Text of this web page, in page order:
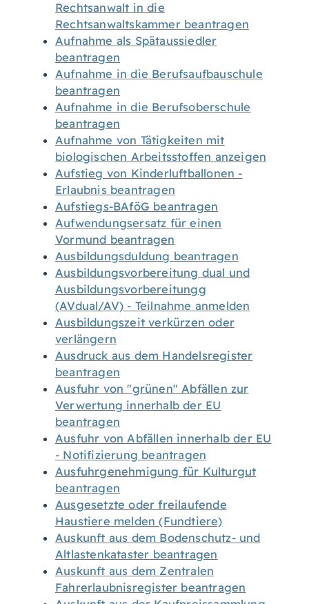
Rechtsanwalt in die
Rechtsanwaltskammer beantragen
Aufnahme als Spätaussiedler
beantragen
Aufnahme in die Berufsaufbauschule
beantragen
Aufnahme in die Berufsoberschule
beantragen
Aufnahme von Tätigkeiten mit
biologischen Arbeitsstoffen anzeigen
Aufstieg von Kinderluftballonen -
Erlaubnis beantragen
Aufstiegs-BAföG beantragen
Aufwendungsersatz für einen
Vormund beantragen
Ausbildungsduldung beantragen
Ausbildungsvorbereitung dual und
Ausbildungsvorbereitungg
(AVdual/AV) - Teilnahme anmelden
Ausbildungszeit verkürzen oder
verlängern
Ausdruck aus dem Handelsregister
beantragen
Ausfuhr von "grünen" Abfällen zur
Verwertung innerhalb der EU
beantragen
Ausfuhr von Abfällen innerhalb der EU
- Notifizierung beantragen
Ausfuhrgenehmigung für Kulturgut
beantragen
Ausgesetzte oder freilaufende
Haustiere melden (Fundtiere)
Auskunft aus dem Bodenschutz- und
Altlastenkataster beantragen
Auskunft aus dem Zentralen
Fahrerlaubnisregister beantragen